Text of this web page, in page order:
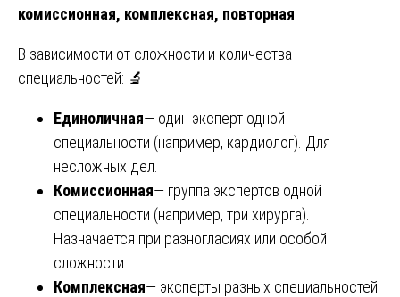
комиссионная, комплексная, повторная
В зависимости от сложности и количества
специальностей: 🔬
Единоличная— один эксперт одной
специальности (например, кардиолог). Для
несложных дел.
Комиссионная— группа экспертов одной
специальности (например, три хирурга).
Назначается при разногласиях или особой
сложности.
Комплексная— эксперты разных специальностей